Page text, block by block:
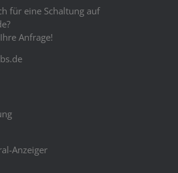
für eine Schaltung auf
Anfrage!
Anzeiger